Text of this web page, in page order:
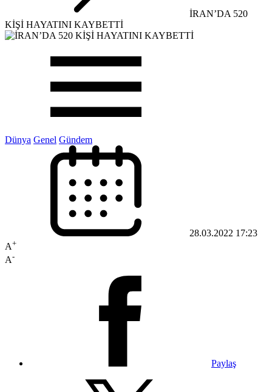
İRAN’DA 520
KİŞİ HAYATINI KAYBETTİ
Dünya Genel Gündem
28.03.2022 17:23
A+
A-
Paylaş